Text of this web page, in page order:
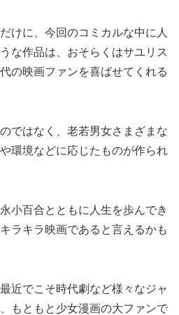
けに、今回のコミカルな中に人
な作品は、おそらくはサユリス
の映画ファンを喜ばせてくれる
ではなく、老若男女さまざまな
環境などに応じたものが作られ
小百合とともに人生を歩んでき
ラキラ映画であると言えるかも
近でこそ時代劇など様々なジャ
もともと少女漫画の大ファンで